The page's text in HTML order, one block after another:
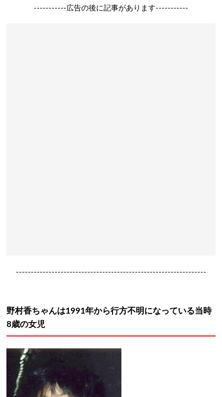
-----------広告の後に記事があります-----------
----------------------------------------------------------------
野村香ちゃんは1991年から行方不明になっている当時
8歳の女児